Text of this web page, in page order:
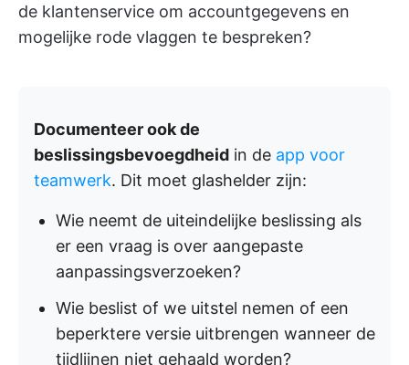
de klantenservice om accountgegevens en
mogelijke rode vlaggen te bespreken?
Documenteer ook de
beslissingsbevoegdheid in de app voor
teamwerk. Dit moet glashelder zijn:
Wie neemt de uiteindelijke beslissing als
er een vraag is over aangepaste
aanpassingsverzoeken?
Wie beslist of we uitstel nemen of een
beperktere versie uitbrengen wanneer de
tijdlijnen niet gehaald worden?